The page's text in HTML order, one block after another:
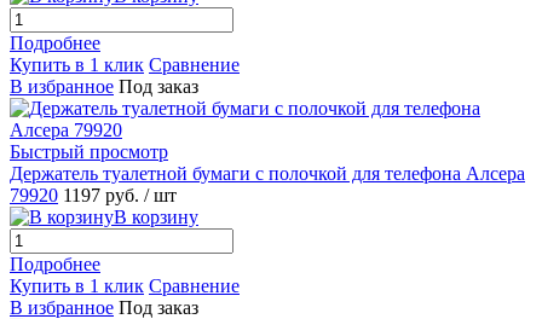
Подробнее
Купить в 1 клик Сравнение
В избранное Под заказ
Быстрый просмотр
Держатель туалетной бумаги с полочкой для телефона Алсера
79920 1197 руб. / шт
В корзину
Подробнее
Купить в 1 клик Сравнение
В избранное Под заказ